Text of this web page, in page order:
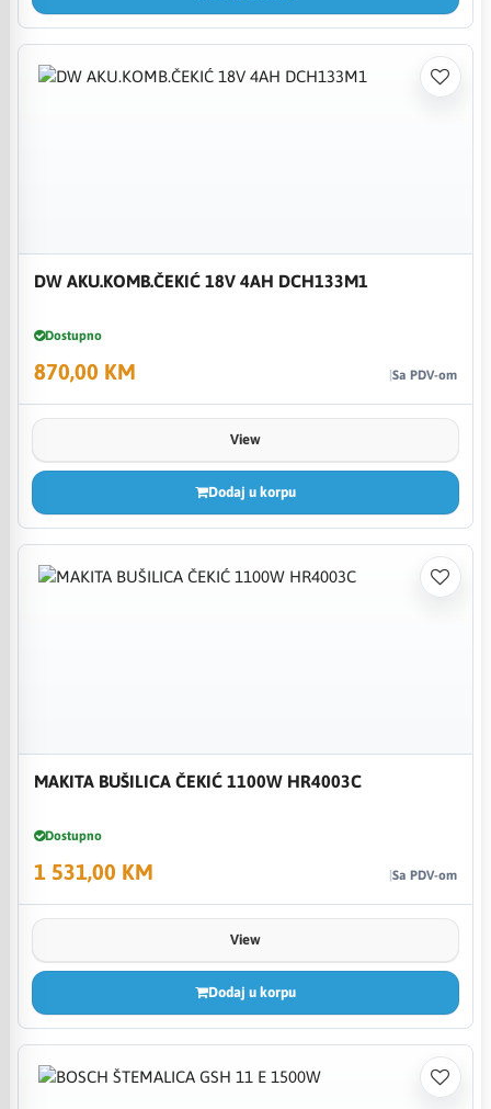
DW AKU.KOMB.ČEKIĆ 18V 4AH DCH133M1
Dostupno
870,00 KM Sa PDV-om
View
Dodaj u korpu
MAKITA BUŠILICA ČEKIĆ 1100W HR4003C
Dostupno
1 531,00 KM Sa PDV-om
View
Dodaj u korpu